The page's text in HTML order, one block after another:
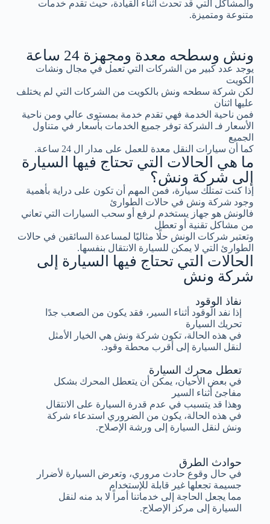
والمشاكل التي قد تحدث أثناء القيادة، حيث تقدم خدمات
متنوعة ومتميزة.
ونش وسطحه معدة ومجهزة 24 ساعة
يوجد عدد كبير من الشركات التي تعمل في مجال ونشات
الكويت
لكن شركة سطحه ونش بالكويت من الشركات التي لم يختلف
عليها اثنان
فمن ناحية الخدمة فهي تقدم خدمة بمستوى عالي ومن ناحية
الأسعار فـ الشركة توفر جميع الخدمات بأسعار في متناول
الجميع
كما أن سيارات النقل معدة للعمل على مدار ال 24 ساعة.
ما هي الحالات التي تحتاج فيها السيارة
إلى شركة ونش؟
إذا كنت تمتلك سيارة، فمن المهم أن تكون على دراية بأهمية
وجود شركة ونش في حالات الطوارئ
فالونش هو جهاز يستخدم لرفع أو سحب السيارات التي تعاني
من مشاكل تقنية أو تعطل
وتعتبر شركات الونش حلًا مثاليًا لمساعدة السائقين في حالات
الطوارئ التي لا يمكن للسيارة الانتقال بنفسها.
الحالات التي تحتاج فيها السيارة إلى
شركة ونش
تعطل محرك السيارة
في بعض الأحيان، يمكن أن يتعطل المحرك بشكل
مفاجئ أثناء السير
وهذا قد يتسبب في عدم قدرة السيارة على الانتقال
في هذه الحالة، يكون من الضروري استدعاء شركة
ونش لنقل السيارة إلى ورشة الإصلاح.
نفاذ الوقود
إذا نفد الوقود أثناء السير، فقد يكون من الصعب جدًا
تحريك السيارة
في هذه الحالة، تكون شركة ونش هي الخيار الأمثل
لنقل السيارة إلى أقرب محطة وقود.
حوادث الطرق
في حال وقوع حادث مروري، وتعرض السيارة لأضرار
جسيمة تجعلها غير قابلة للإستخدام
مما يجعل الحاجة إلى خدماتنا أمراً لا بد منه لنقل
السيارة إلى مركز الإصلاح.